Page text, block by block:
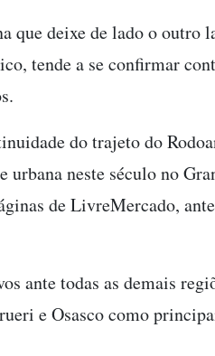
que deixe de lado o outro
tende a se confirmar
do trajeto do
neste século no
de LivreMercado,
ante todas as demais
e Osasco como